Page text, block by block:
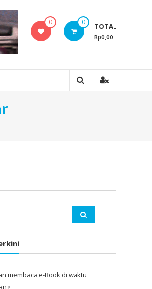
0 0 TOTAL
Rp0,00
membaca e-Book di waktu